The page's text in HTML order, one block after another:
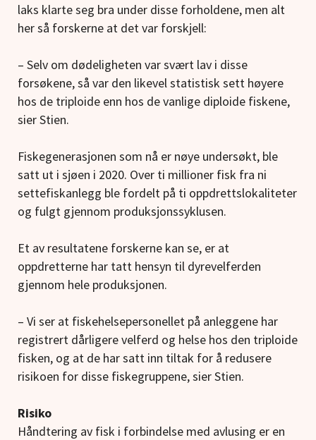
laks klarte seg bra under disse forholdene, men alt
her så forskerne at det var forskjell:
– Selv om dødeligheten var svært lav i disse
forsøkene, så var den likevel statistisk sett høyere
hos de triploide enn hos de vanlige diploide fiskene,
sier Stien.
Fiskegenerasjonen som nå er nøye undersøkt, ble
satt ut i sjøen i 2020. Over ti millioner fisk fra ni
settefiskanlegg ble fordelt på ti oppdrettslokaliteter
og fulgt gjennom produksjonssyklusen.
Et av resultatene forskerne kan se, er at
oppdretterne har tatt hensyn til dyrevelferden
gjennom hele produksjonen.
– Vi ser at fiskehelsepersonellet på anleggene har
registrert dårligere velferd og helse hos den triploide
fisken, og at de har satt inn tiltak for å redusere
risikoen for disse fiskegruppene, sier Stien.
Risiko
Håndtering av fisk i forbindelse med avlusing er en